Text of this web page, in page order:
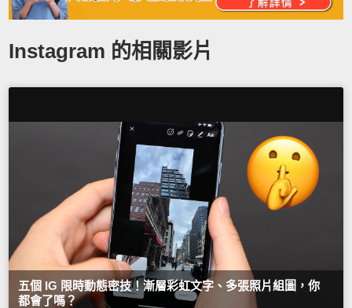
Instagram 的相關影片
五個 IG 限時動態密技！漸層彩虹文字、多張照片組圖，你
都會了嗎？